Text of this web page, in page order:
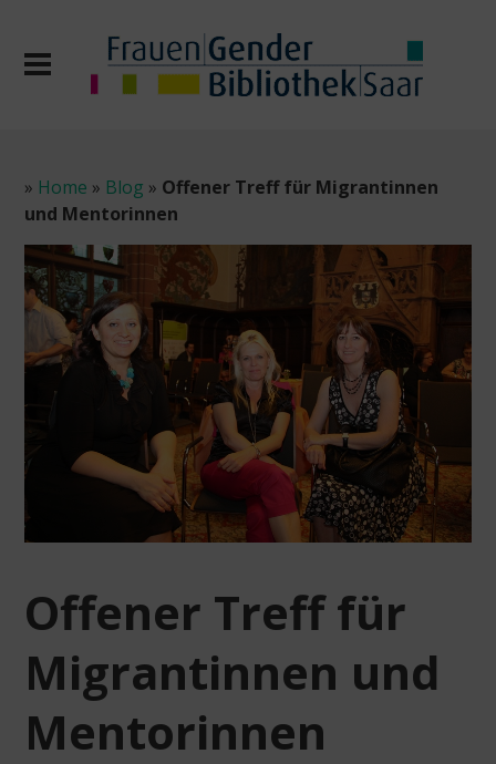
» Home » Blog » Offener Treff für Migrantinnen
und Mentorinnen
Offener Treff für
Migrantinnen und
Mentorinnen